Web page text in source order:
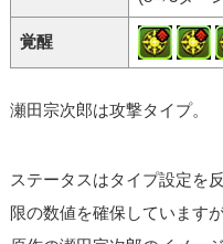
覚醒
瀬田宗次郎は攻撃タイプ。
ステータスはタイプ設定を
限の数値を確保しています